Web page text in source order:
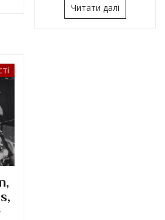
Читати далі